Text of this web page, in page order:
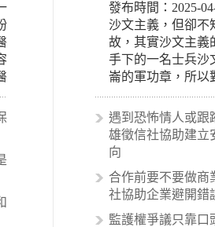
發布時間：2025-
沙文主義，但卻不
故，其實沙文主義
手下的一名士兵沙
崙的軍功章，所以
事蹟和政策產生狂
的狀況，所以沙文
暗指偏見和歧視，
向的人，通常對於
國家的人，所以沙
在種族歧視的說法
性沙文…
遇到恐怖情人或跟
雄徵信社協助建立
向
合作前要不要做商
社協助企業避開錯
監護權爭議只靠口